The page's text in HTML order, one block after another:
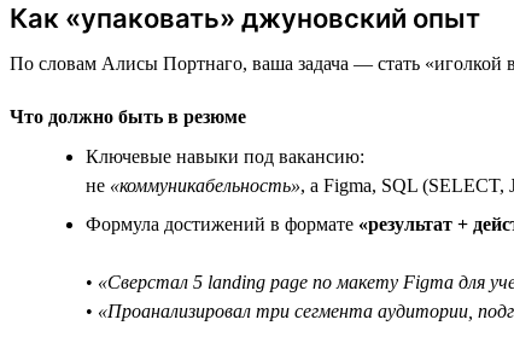
Как «упаковать» джуновский опыт
По словам Алисы Портнаго, ваша задача — стать «иголкой
Что должно быть в резюме
Ключевые навыки под вакансию:
не «коммуникабельность», а Figma, SQL (SELECT,
Формула достижений в формате «результат +
• «Сверстал 5 landing page по макету Figma для
• «Проанализировал три сегмента аудитории,